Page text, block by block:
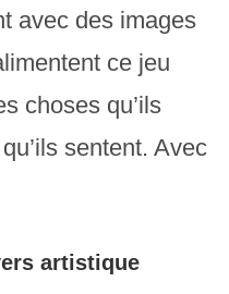
avec des images
ce jeu
choses qu’ils
sentent. Avec
artistique